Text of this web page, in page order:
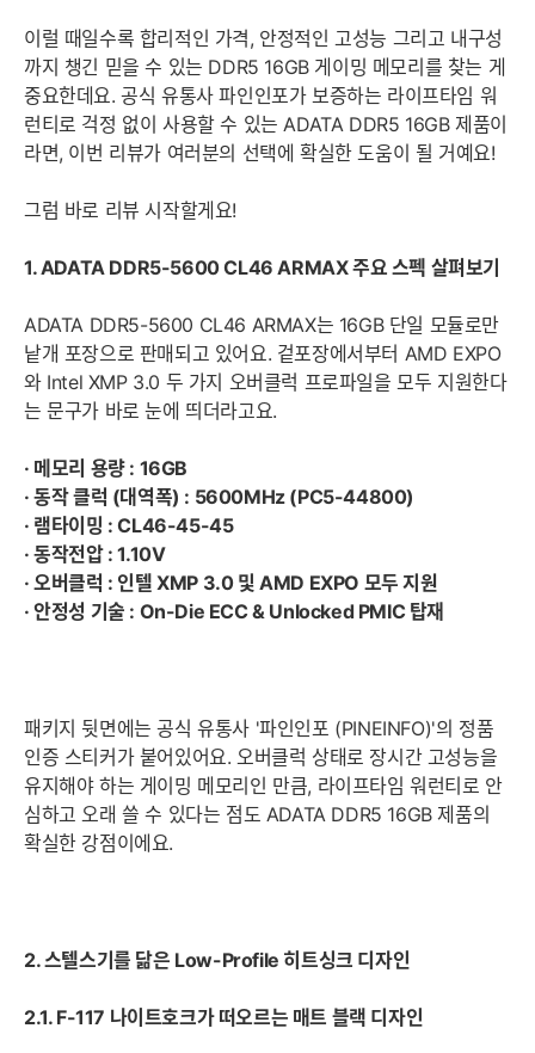
이럴 때일수록 합리적인 가격, 안정적인 고성능 그리고 내구성
까지 챙긴 믿을 수 있는 DDR5 16GB 게이밍 메모리를 찾는 게
중요한데요. 공식 유통사 파인인포가 보증하는 라이프타임 워
런티로 걱정 없이 사용할 수 있는 ADATA DDR5 16GB 제품이
라면, 이번 리뷰가 여러분의 선택에 확실한 도움이 될 거예요!
그럼 바로 리뷰 시작할게요!
1. ADATA DDR5-5600 CL46 ARMAX 주요 스펙 살펴보기
ADATA DDR5-5600 CL46 ARMAX는 16GB 단일 모듈로만
낱개 포장으로 판매되고 있어요. 겉포장에서부터 AMD EXPO
와 Intel XMP 3.0 두 가지 오버클럭 프로파일을 모두 지원한다
는 문구가 바로 눈에 띄더라고요.
· 메모리 용량 : 16GB
· 동작 클럭 (대역폭) : 5600MHz (PC5-44800)
· 램타이밍 : CL46-45-45
· 동작전압 : 1.10V
· 오버클럭 : 인텔 XMP 3.0 및 AMD EXPO 모두 지원
· 안정성 기술 : On-Die ECC & Unlocked PMIC 탑재
패키지 뒷면에는 공식 유통사 '파인인포 (PINEINFO)'의 정품
인증 스티커가 붙어있어요. 오버클럭 상태로 장시간 고성능을
유지해야 하는 게이밍 메모리인 만큼, 라이프타임 워런티로 안
심하고 오래 쓸 수 있다는 점도 ADATA DDR5 16GB 제품의
확실한 강점이에요.
2. 스텔스기를 닮은 Low-Profile 히트싱크 디자인
2.1. F-117 나이트호크가 떠오르는 매트 블랙 디자인